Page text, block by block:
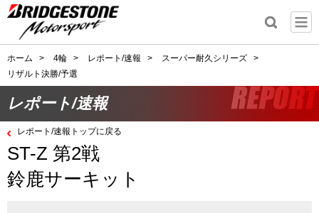
ホーム > 4輪 > レポート/速報 > スーパー耐久シリーズ
>
リザルト決勝/予選
レポート/速報
レポート/速報トップに戻る
ST-Z 第2戦
鈴鹿サーキット